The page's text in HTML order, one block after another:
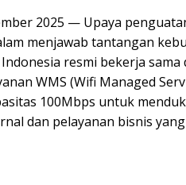
2025 — Upaya
menjawab tantangan
resmi bekerja
WMS (Wifi Managed
100Mbps untuk
dan pelayanan bisnis